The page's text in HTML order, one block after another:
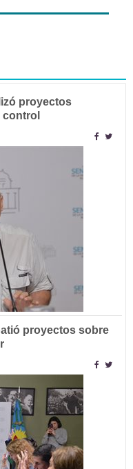
proyectos
proyectos sobre